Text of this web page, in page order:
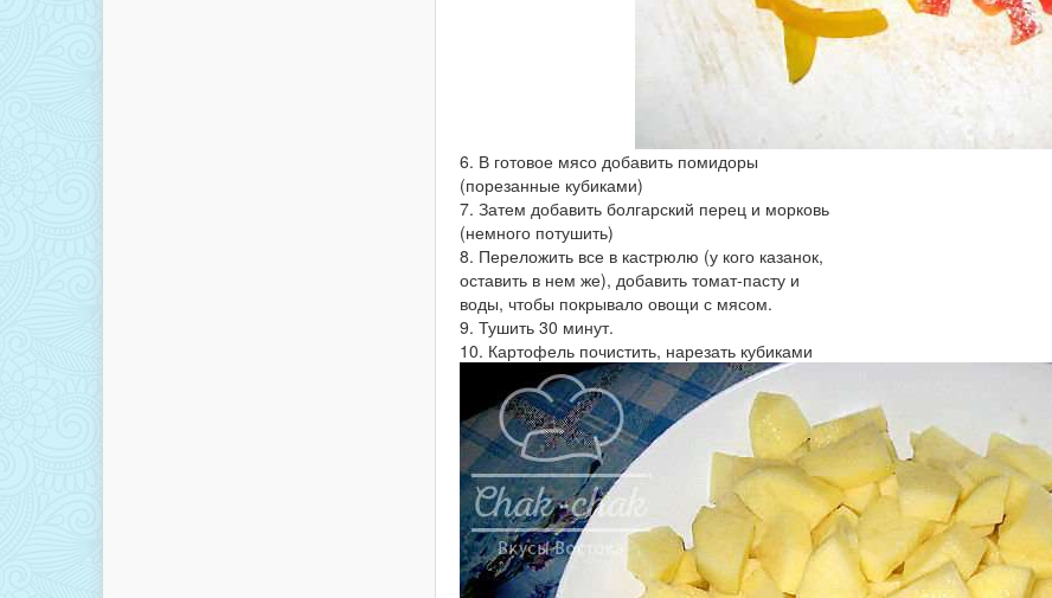
6. В готовое мясо добавить помидоры
(порезанные кубиками)
7. Затем добавить болгарский перец и морковь
(немного потушить)
8. Переложить все в кастрюлю (у кого казанок,
оставить в нем же), добавить томат-пасту и
воды, чтобы покрывало овощи с мясом.
9. Тушить 30 минут.
10. Картофель почистить, нарезать кубиками